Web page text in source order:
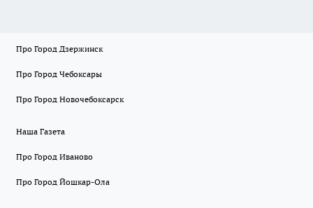
Про Город Дзержинск
Про Город Чебоксары
Про Город Новочебоксарск
Наша Газета
Про Город Иваново
Про Город Йошкар-Ола